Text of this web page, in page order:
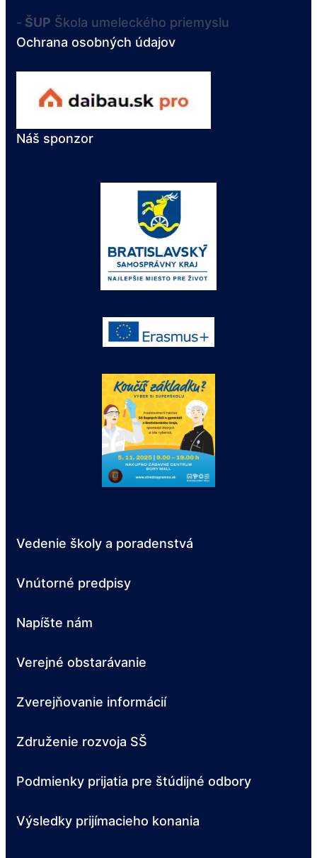
- ŠUP Škola umeleckého priemyslu
Ochrana osobných údajov
Náš sponzor
Vedenie školy a poradenstvá
Vnútorné predpisy
Napíšte nám
Verejné obstarávanie
Zverejňovanie informácií
Združenie rozvoja SŠ
Podmienky prijatia pre štúdijné odbory
Výsledky prijímacieho konania